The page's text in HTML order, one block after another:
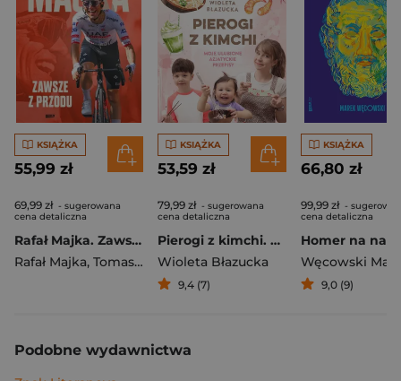
KSIĄŻKA
55,99 zł
69,99 zł - sugerowana
cena detaliczna
Rafał Majka. Zawsze z przodu. Rozmawia Tomasz Kalemba - książka z autografem
Rafał Majka, Tomasz Kalemba
KSIĄŻKA
53,59 zł
79,99 zł - sugerowana
cena detaliczna
Pierogi z kimchi. Moje ulubione azjatyckie przepisy
Wioleta Błazucka
9,4 (7)
KSIĄŻKA
66,80 zł
99,99 zł -
cena detaliczna
Węcowski
9,0 (9)
Podobne wydawnictwa